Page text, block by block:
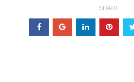
SHARE